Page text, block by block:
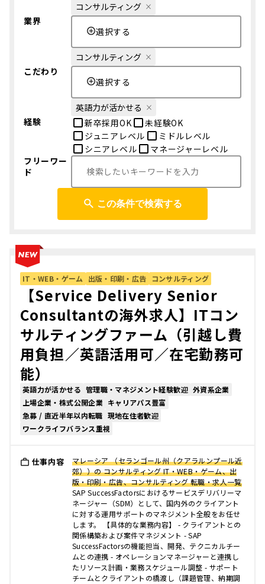
コンサルティング
業界
選択する
コンサルティング
こだわり
選択する
英語力が活かせる
経験
新卒採用OK
未経験OK
ジュニアレベル
ミドルレベル
シニアレベル
マネージャーレベル
フリーワー
ド
この条件で検索する
IT・WEB・ゲーム 出版・印刷・広告 コンサルティング
【Service Delivery Senior
Consultantの海外求人】ITコン
サルティングファーム（引越し費
用負担／英語活用可／在宅勤務可
能）
英語力が活かせる 管理職・マネジメント経験歓迎 外資系企業
上場企業・株式公開企業 キャリアパス豊富
急募 / 直近半年以内転職 現地在住者歓迎
ワークライフバランス重視
仕事内容
マレーシア （セランゴール州（クアラルンプール近
郊））の コンサルティング IT・WEB・ゲーム、出
版・印刷・広告、コンサルティング 転職・求人一覧
SAP SuccessFactorsにおけるサービスデリバリーマ
ネージャー（SDM）として、国内外のクライアント
に対する運用サポートのマネジメント全般をお任せ
します。 【具体的な業務内容】 - クライアントとの
関係構築および案件マネジメント - SAP
SuccessFactorsの機能担当、開発、テクニカルチー
ムとの連携 - オペレーションマネージャーと連携し
たリソース計画・業務スケジュール調整 - サポート
チームとクライアントの橋渡し（課題管理、納期調